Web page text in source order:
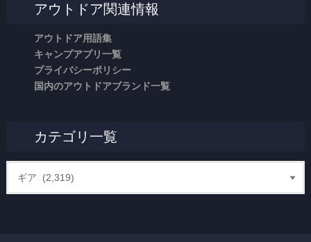
アウトドア関連情報
アウトドア用語集
キャンプアプリ一覧
プライバシーポリシー
国内のアウトドアブランド一覧
カテゴリ一覧